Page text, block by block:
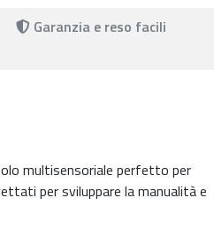
Garanzia e reso facili
multisensoriale perfetto per
per sviluppare la manualità e